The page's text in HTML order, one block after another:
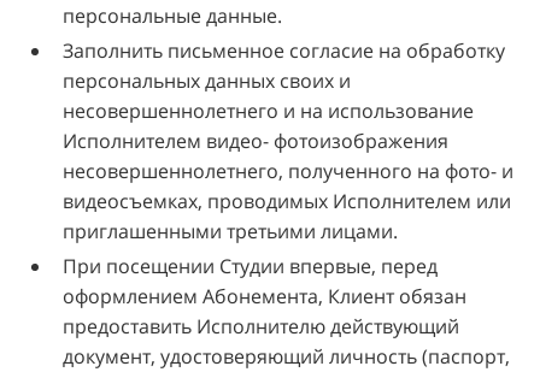
персональные данные.
Заполнить письменное согласие на обработку
персональных данных своих и
несовершеннолетнего и на использование
Исполнителем видео- фотоизображения
несовершеннолетнего, полученного на фото- и
видеосъемках, проводимых Исполнителем или
приглашенными третьими лицами.
При посещении Студии впервые, перед
оформлением Абонемента, Клиент обязан
предоставить Исполнителю действующий
документ, удостоверяющий личность (паспорт,